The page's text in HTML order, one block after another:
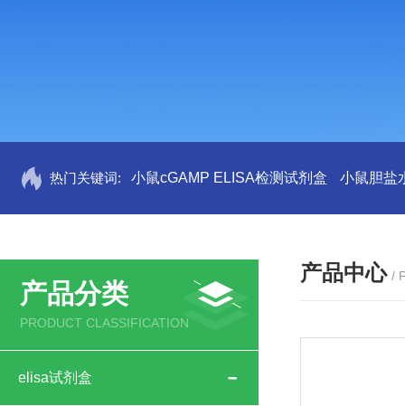
热门关键词: 小鼠cGAMP ELISA检测试剂盒 小鼠胆盐
产品分类
PRODUCT CLASSIFICATION
elisa试剂盒
产品中心 /